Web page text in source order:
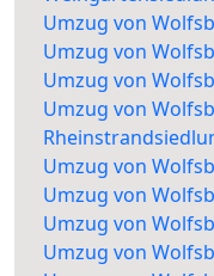
Umzug von
Umzug von
Umzug von
Umzug von
Umzug von
Umzug von
Umzug von
Umzug von